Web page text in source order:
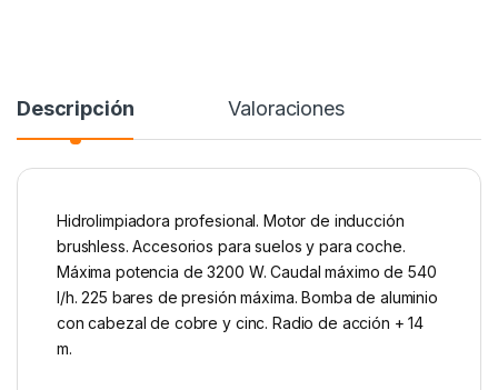
Descripción Valoraciones
Hidrolimpiadora profesional. Motor de inducción
brushless. Accesorios para suelos y para coche.
Máxima potencia de 3200 W. Caudal máximo de 540
l/h. 225 bares de presión máxima. Bomba de aluminio
con cabezal de cobre y cinc. Radio de acción + 14
m.